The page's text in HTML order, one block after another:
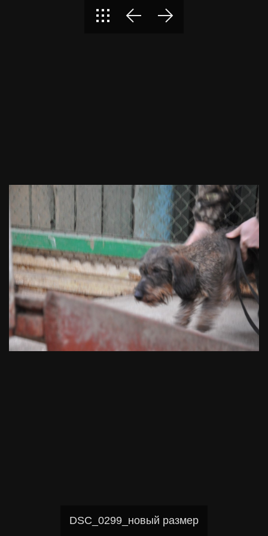
DSC_0299_новый размер